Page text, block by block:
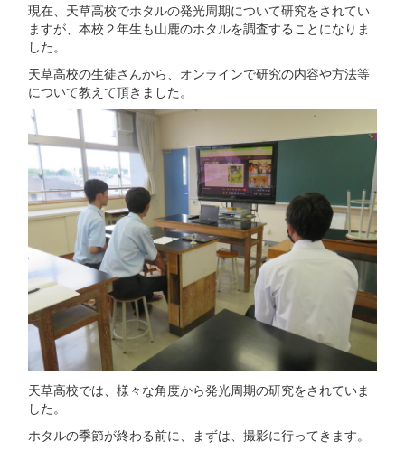
現在、天草高校でホタルの発光周期について研究をされてい
ますが、本校２年生も山鹿のホタルを調査することになりま
した。
天草高校の生徒さんから、オンラインで研究の内容や方法等
について教えて頂きました。
天草高校では、様々な角度から発光周期の研究をされていま
した。
ホタルの季節が終わる前に、まずは、撮影に行ってきます。